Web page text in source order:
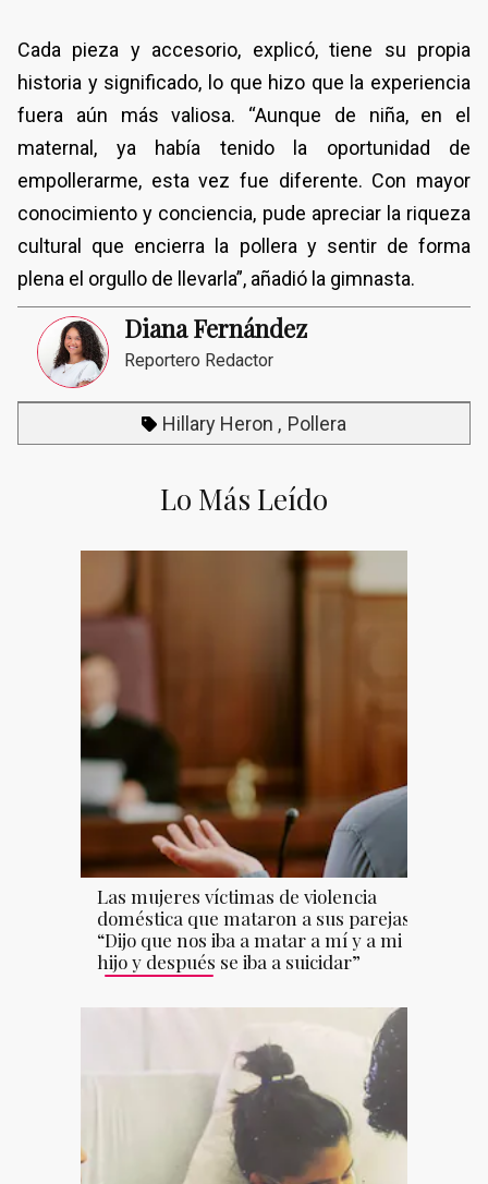
Cada pieza y accesorio, explicó, tiene su propia
historia y significado, lo que hizo que la experiencia
fuera aún más valiosa. “Aunque de niña, en el
maternal, ya había tenido la oportunidad de
empollerarme, esta vez fue diferente. Con mayor
conocimiento y conciencia, pude apreciar la riqueza
cultural que encierra la pollera y sentir de forma
plena el orgullo de llevarla”, añadió la gimnasta.
Diana Fernández
Reportero Redactor
Hillary Heron Pollera
Lo Más Leído
Las mujeres víctimas de violencia
doméstica que mataron a sus parejas:
“Dijo que nos iba a matar a mí y a mi
hijo y después se iba a suicidar”